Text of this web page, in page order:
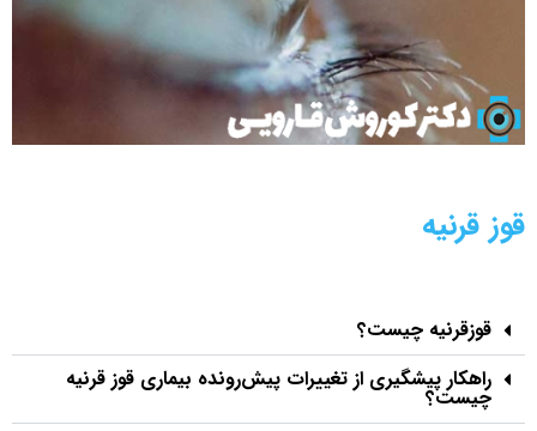
قوز قرنیه
قوزقرنیه چیست؟
راهکار پیشگیری از تغییرات پیش‌رونده بیماری قوز قرنیه
چیست؟